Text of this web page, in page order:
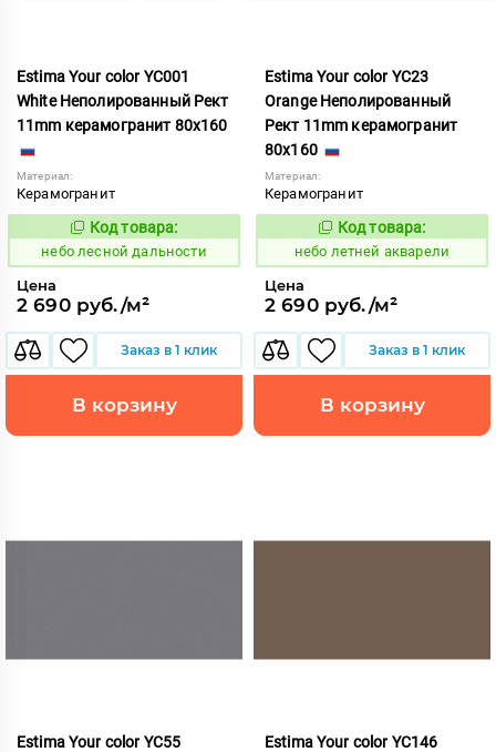
Estima Your color YC001
White Неполированный Рект
11mm керамогранит 80x160
Материал:
Керамогранит
1115246
Код товара:
небо лесной дальности
Цена
2 690 руб./м²
Заказ в 1 клик
В корзину
Estima Your color YC23
Orange Неполированный
Рект 11mm керамогранит
80x160
Материал:
Керамогранит
1115250
Код товара:
небо летней акварели
Цена
2 690 руб./м²
Заказ в 1 клик
В корзину
Estima Your color YC55
Estima Your color YC146